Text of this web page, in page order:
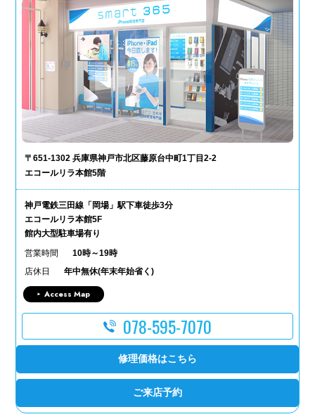
〒651-1302 兵庫県神戸市北区藤原台中町1丁目2-2
エコールリラ本館5階
神戸電鉄三田線「岡場」駅下車徒歩3分
エコールリラ本館5F
館内大型駐車場有り
営業時間
10時～19時
店休日
年中無休(年末年始省く)
Access Map
078-595-7070
修理価格はこちら
ご来店予約